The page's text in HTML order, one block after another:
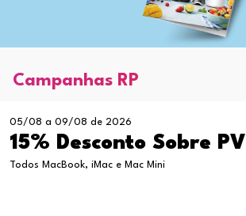
Campanhas RP
05/08 a 09/08 de 2026
15% Desconto Sobre
Todos MacBook, iMac e Mac Mini